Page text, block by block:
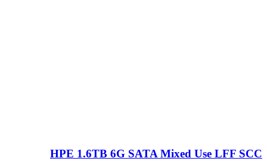
HPE 1.6TB 6G SATA Mixed Use LFF SCC